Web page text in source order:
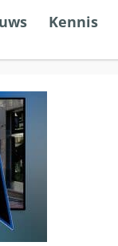
democratisch
Kennis